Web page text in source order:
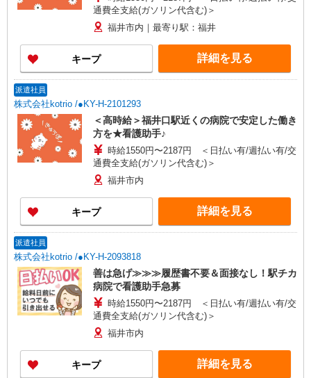
通費全支給(ガソリン代含む)＞
福井市内｜最寄り駅：福井
キープ 詳細を見る
派遣社員
株式会社kotrio /●KY-H-2101293
＜高時給＞福井口駅近くの病院で安定した働き
方を★看護助手♪
時給1550円〜2187円 ＜日払い有/週払い有/交
通費全支給(ガソリン代含む)＞
福井市内
キープ 詳細を見る
派遣社員
株式会社kotrio /●KY-H-2093818
善は急げ≫≫≫履歴書不要＆面接なし！駅チカ
病院で看護助手急募
時給1550円〜2187円 ＜日払い有/週払い有/交
通費全支給(ガソリン代含む)＞
福井市内
キープ 詳細を見る